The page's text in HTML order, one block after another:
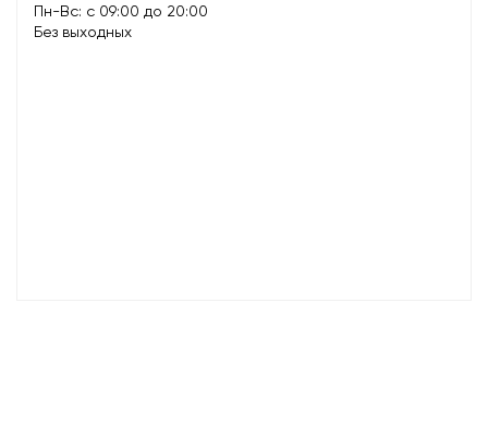
Пн-Вс: с 09:00 до 20:00
Без выходных